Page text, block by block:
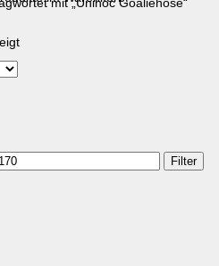
mit „Unihoc Goaliehose“
Max.
Filter